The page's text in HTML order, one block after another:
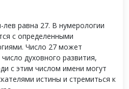
равна 27. В нумерологии
с определенными
Число 27 может
духовного развития,
с этим числом имени могут
истины и стремиться к